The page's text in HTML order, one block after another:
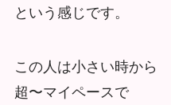
という感じです。
この人は小さい時から
超〜マイペースで